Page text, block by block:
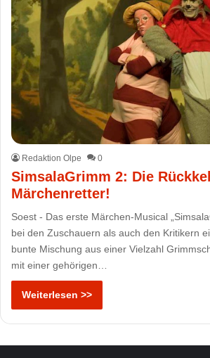
Redaktion Olpe 0
SimsalaGrimm 2: Die
Märchenretter!
Soest - Das erste Märchen-Musical
bei den Zuschauern als auch den Kritikern
bunte Mischung aus einer Vielzahl
mit einer gehörigen…
Weiterlesen >>